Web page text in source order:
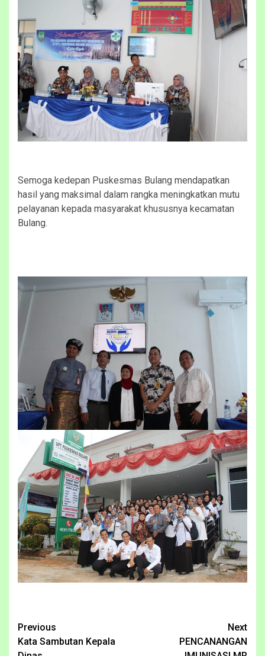
Semoga kedepan Puskesmas Bulang mendapatkan
hasil yang maksimal dalam rangka meningkatkan mutu
pelayanan kepada masyarakat khususnya kecamatan
Bulang.
Continue
Reading
Previous
Kata Sambutan Kepala
Next
PENCANANGAN